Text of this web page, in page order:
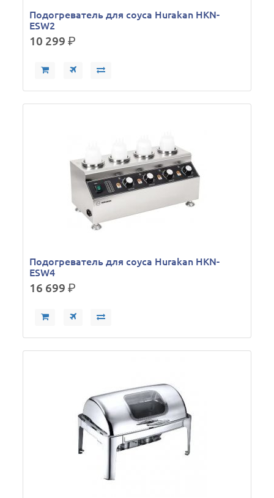
Подогреватель для соуса Hurakan HKN-
ESW2
10 299р.
Подогреватель для соуса Hurakan HKN-
ESW4
16 699р.